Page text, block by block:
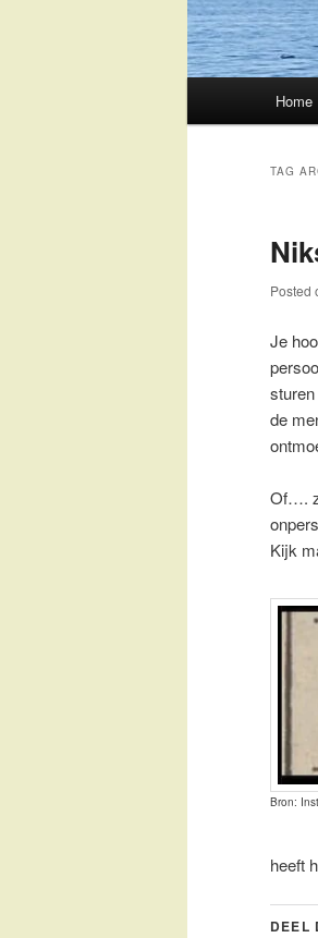
Skip
Skip
Home
TAG
Posted
Je
de
Of….
Kijk
Bron:
heeft
DEEL